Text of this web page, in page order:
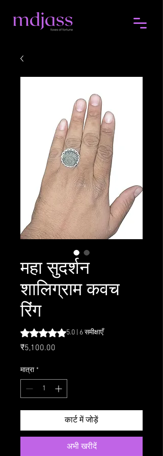
महा सुदर्शन
शालिग्राम कवच
रिंग
5.0 में से 5 स्टार रेटिंग 6 समीक्षाओं के आधार पर है
5.0 | 6 समीक्षाएँ
₹5,100.00
मात्रा *
कार्ट में जोड़ें
अभी खरीदें